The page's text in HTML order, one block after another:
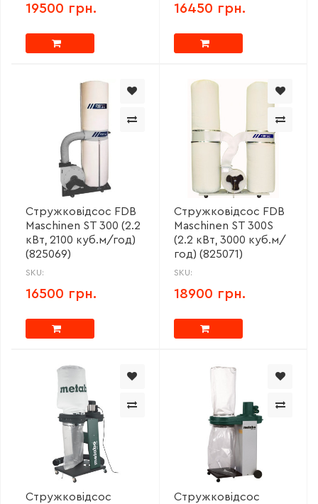
19500 грн. 16450 грн.
Стружковідсос FDB
Maschinen ST 300 (2.2
кВт, 2100 куб.м/год)
(825069)
SKU:
16500 грн.
Стружковідсос FDB
Maschinen ST 300S
(2.2 кВт, 3000 куб.м/
год) (825071)
SKU:
18900 грн.
Стружковідсос
Стружковідсос